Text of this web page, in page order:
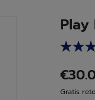
Play
Gratis